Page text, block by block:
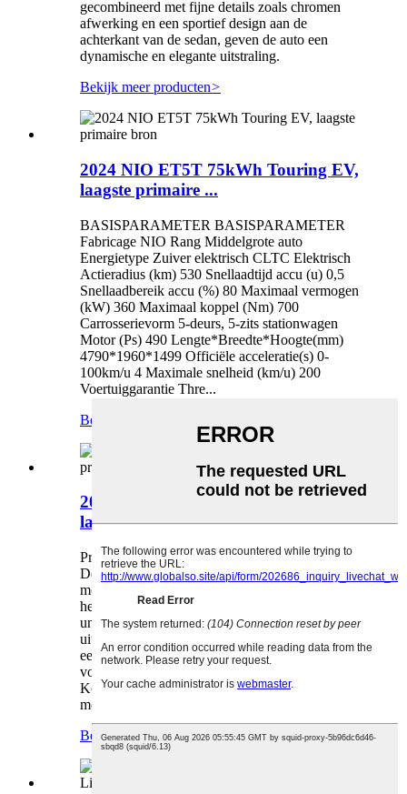
gecombineerd met fijne details zoals chromen
afwerking en een sportief design aan de
achterkant van de sedan, geven de auto een
dynamische en elegante uitstraling.
Bekijk meer producten>
2024 NIO ET5T 75kWh Touring EV,
laagste primaire ...
BASISPARAMETER BASISPARAMETER
Fabricage NIO Rang Middelgrote auto
Energietype Zuiver elektrisch CLTC Elektrisch
Actieradius (km) 530 Snellaadtijd accu (u) 0,5
Snellaadbereik accu (%) 80 Maximaal vermogen
(kW) 360 Maximaal koppel (Nm) 700
Carrosserievorm 5-deurs, 5-zits stationwagen
Motor (Ps) 490 Lengte*Breedte*Hoogte(mm)
4790*1960*1499 Officiële acceleratie(s) 0-
100km/u 4 Maximale snelheid (km/u) 200
Voertuiggarantie Thre...
Bekijk meer producten
2024 LI L7 1.5L Pro Extend-range,
laagste prijs...
Productomschrijving (1) Uiterlijk: Carrosserie:
De L7 heeft het design van een fastback sedan,
met vloeiende lijnen en veel dynamiek. De auto
heeft een gedurfd front met chromen accenten en
unieke led-koplampen. Grille: De auto is
uitgerust met een brede en opvallende grille voor
een betere herkenbaarheid. De grille kan worden
voorzien van zwarte of chromen afwerking.
Koplampen en mistlampen: Uw auto is uitgerust
met ...
Bekijk meer producten>